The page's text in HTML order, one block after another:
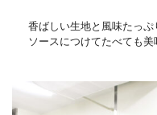
香ばしい生地と風味たっ
ソースにつけてたべても美